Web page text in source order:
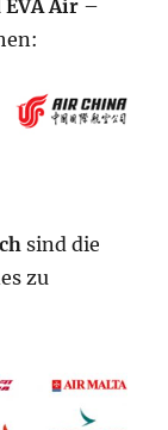
Air –
sind die
zu